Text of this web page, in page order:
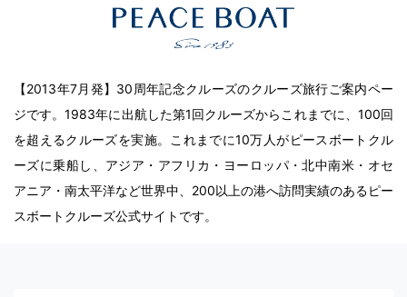
【2013年7月発】30周年記念クルーズのクルーズ旅行ご案内ペー
ジです。1983年に出航した第1回クルーズからこれまでに、100回
を超えるクルーズを実施。これまでに10万人がピースボートクル
ーズに乗船し、アジア・アフリカ・ヨーロッパ・北中南米・オセ
アニア・南太平洋など世界中、200以上の港へ訪問実績のあるピー
スボートクルーズ公式サイトです。